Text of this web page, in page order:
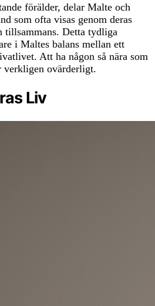
förälder, delar Malte och
som ofta visas genom deras
tillsammans. Detta tydliga
i Maltes balans mellan ett
Att ha någon så nära som
verkligen ovärderligt.
Liv